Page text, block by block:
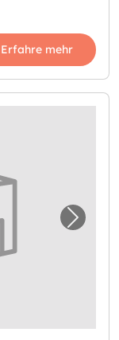
Erfahre mehr
Ludwigshafen